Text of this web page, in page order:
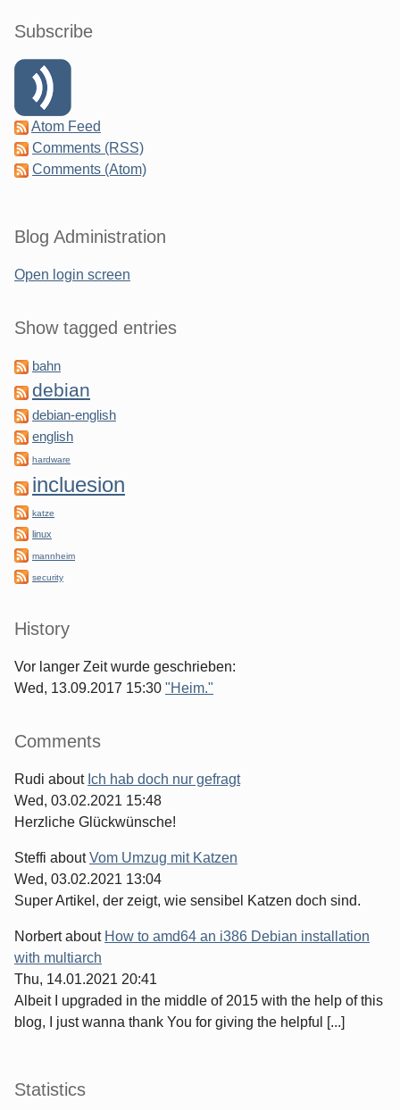
Subscribe
Atom Feed
Comments (RSS)
Comments (Atom)
Blog Administration
Open login screen
Show tagged entries
bahn
debian
debian-english
english
hardware
incluesion
katze
linux
mannheim
security
History
Vor langer Zeit wurde geschrieben:
Wed, 13.09.2017 15:30 "Heim."
Comments
Rudi about Ich hab doch nur gefragt
Wed, 03.02.2021 15:48
Herzliche Glückwünsche!
Steffi aboutVom Umzug mit Katzen
Wed, 03.02.2021 13:04
Super Artikel, der zeigt, wie sensibel Katzen doch sind.
Norbertabout How to amd64 an i386 Debian installation
with multiarch
Thu, 14.01.2021 20:41
Albeit I upgraded in the middle of 2015 with the help of this
blog, I just wanna thank You for giving the helpful [...]
Statistics